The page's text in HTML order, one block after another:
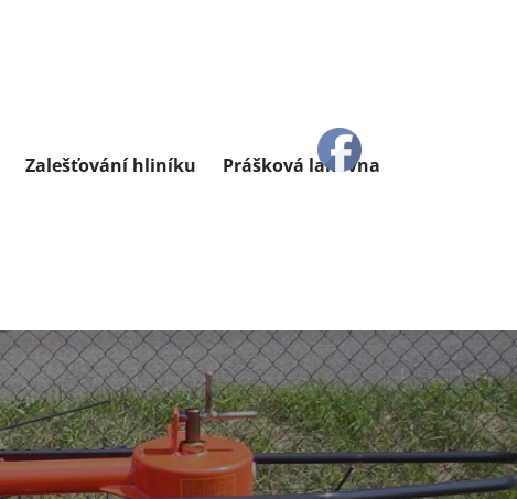
Zalešťování hliníku Prášková lakovna